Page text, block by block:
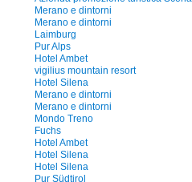
Merano e dintorni
Merano e dintorni
Laimburg
Pur Alps
Hotel Ambet
vigilius mountain resort
Hotel Silena
Merano e dintorni
Merano e dintorni
Mondo Treno
Fuchs
Hotel Ambet
Hotel Silena
Hotel Silena
Pur Südtirol